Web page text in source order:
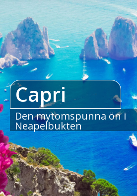
Capri
Denmytomspunna öni
Neapelbukten